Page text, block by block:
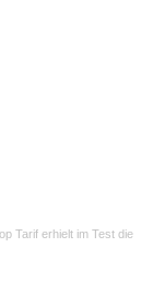
Tarif erhielt im Test die